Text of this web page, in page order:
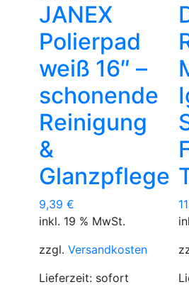
JANEX
Polierpad
weiß 16″ –
schonende
Reinigung
&
Glanzpflege
9,39 €
inkl. 19 % MwSt.
zzgl. Versandkosten
Lieferzeit: sofort